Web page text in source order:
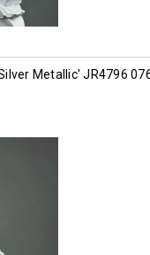
Metallic' JR4796